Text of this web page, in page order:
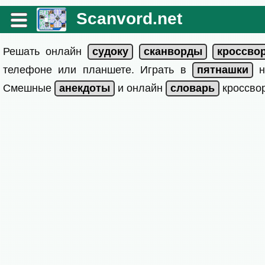
Scanvord.net
Решать онлайн
телефоне или планшете. Играть в
Смешные
и онлайн